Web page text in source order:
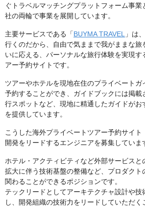
ぐトラベルマッチングプラットフォーム事
社の両輪で事業を展開しています。
主要サービスである「BUYMA TRAVEL 」は
行くのだから、自由で気ままで我がままな旅
いに応える、パーソナルな旅行体験を実現す
アー予約サイトです。
ツアーやホテルを現地在住のプライベートガ
予約することができ、ガイドブックには掲載
行スポットなど、現地に精通したガイドがお
を提供しています。
こうした海外プライベートツアー予約サイト
開発をリードするエンジニアを募集していま
ホテル・アクティビティなど外部サービスと
拡大に伴う技術基盤の整備など、プロダクト
関わることができるポジションです。
テックリードとしてアーキテクチャ設計や技
し、開発組織の技術力をリードしていただく